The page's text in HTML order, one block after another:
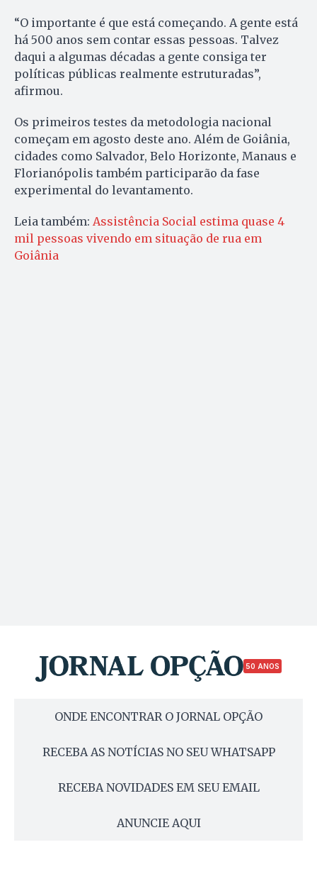
“O importante é que está começando. A gente está
há 500 anos sem contar essas pessoas. Talvez
daqui a algumas décadas a gente consiga ter
políticas públicas realmente estruturadas”,
afirmou.
Os primeiros testes da metodologia nacional
começam em agosto deste ano. Além de Goiânia,
cidades como Salvador, Belo Horizonte, Manaus e
Florianópolis também participarão da fase
experimental do levantamento.
Leia também: Assistência Social estima quase 4
mil pessoas vivendo em situação de rua em
Goiânia
50 ANOS
ONDE ENCONTRAR O JORNAL OPÇÃO
RECEBA AS NOTÍCIAS NO SEU WHATSAPP
RECEBA NOVIDADES EM SEU EMAIL
ANUNCIE AQUI